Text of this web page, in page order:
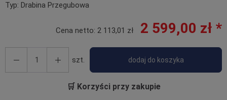
Typ: Drabina Przegubowa
Cena netto: 2 113,01 zł 2 599,00 zł *
szt. dodaj do koszyka
🛒 Korzyści przy zakupie